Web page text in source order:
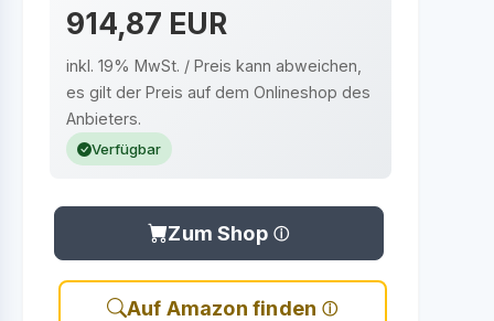
914,87 EUR
inkl. 19% MwSt. / Preis kann abweichen,
es gilt der Preis auf dem Onlineshop des
Anbieters.
Verfügbar
Zum Shop
Auf Amazon finden